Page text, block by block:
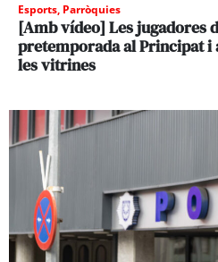
Esports, Parròquies
[Amb vídeo] Les jugadores
pretemporada al Principat
les vitrines